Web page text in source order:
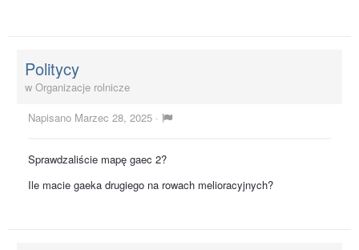
Politycy
w Organizacje rolnicze
Napisano Marzec 28, 2025 ·
Sprawdzaliście mapę gaec 2?
Ile macie gaeka drugiego na rowach melioracyjnych?